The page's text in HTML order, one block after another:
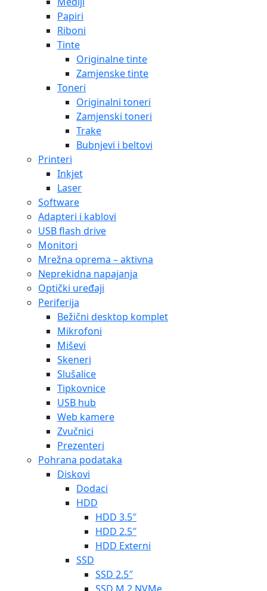
Papiri
Riboni
Tinte
Originalne tinte
Zamjenske tinte
Toneri
Originalni toneri
Zamjenski toneri
Trake
Bubnjevi i beltovi
Printeri
Inkjet
Laser
Software
Adapteri i kablovi
USB flash drive
Monitori
Mrežna oprema – aktivna
Neprekidna napajanja
Optički uređaji
Periferija
Bežični desktop komplet
Mikrofoni
Miševi
Skeneri
Slušalice
Tipkovnice
USB hub
Web kamere
Zvučnici
Prezenteri
Pohrana podataka
Diskovi
Dodaci
HDD
HDD 3.5″
HDD 2.5″
HDD Externi
SSD
SSD 2.5″